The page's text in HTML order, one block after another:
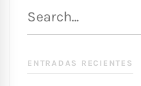
para
ENTRADAS RECIENTES